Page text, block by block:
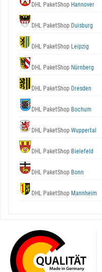
DHL PaketShop Hannover
DHL PaketShop Duisburg
DHL PaketShop Leipzig
DHL PaketShop Nürnberg
DHL PaketShop Dresden
DHL PaketShop Bochum
DHL PaketShop Wuppertal
DHL PaketShop Bielefeld
DHL PaketShop Bonn
DHL PaketShop Mannheim